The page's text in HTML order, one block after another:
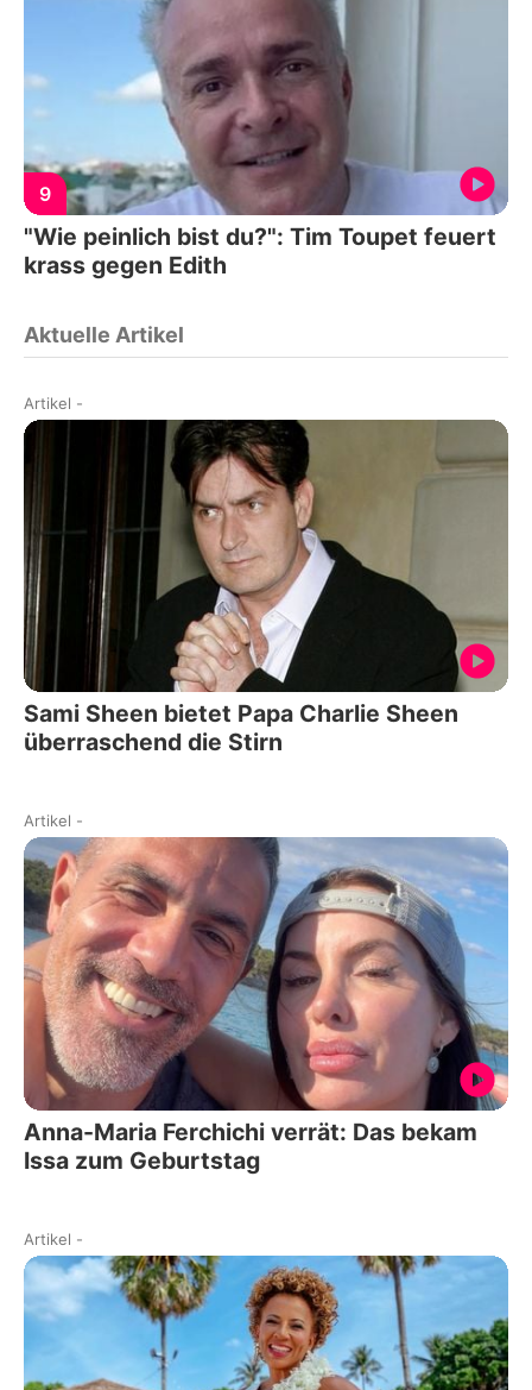
9
"Wie peinlich bist du?": Tim Toupet feuert
krass gegen Edith
Aktuelle Artikel
Artikel -
Sami Sheen bietet Papa Charlie Sheen
überraschend die Stirn
Artikel -
Anna-Maria Ferchichi verrät: Das bekam
Issa zum Geburtstag
Artikel -